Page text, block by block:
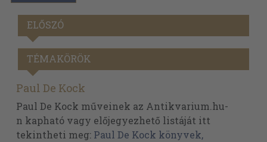
ELŐSZÓ
TÉMAKÖRÖK
Paul De Kock
Paul De Kock műveinek az Antikvarium.hu-
n kapható vagy előjegyezhető listáját itt
tekintheti meg: Paul De Kock könyvek,